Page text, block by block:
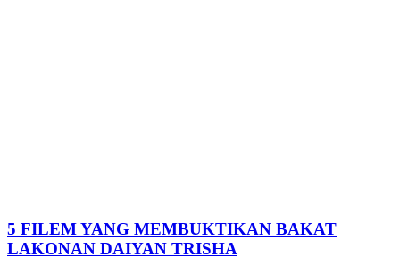
5 FILEM YANG MEMBUKTIKAN BAKAT
LAKONAN DAIYAN TRISHA